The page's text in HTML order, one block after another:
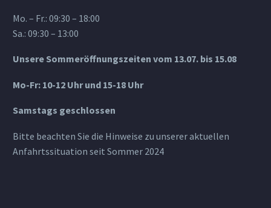
Mo. – Fr.: 09:30 – 18:00
Sa.: 09:30 – 13:00
Unsere Sommeröffnungszeiten vom 13.07. bis 15.08
Mo-Fr: 10-12 Uhr und 15-18 Uhr
Samstags geschlossen
Bitte beachten Sie die Hinweise zu unserer aktuellen
Anfahrtssituation seit Sommer 2024